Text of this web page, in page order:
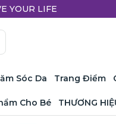
YOUR LIFE
Sóc Da Trang Điểm
Cho Bé THƯƠNG